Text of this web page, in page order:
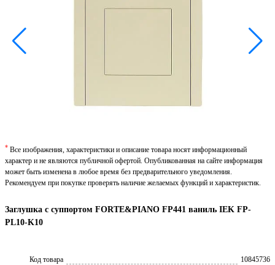
Заглушка с суппортом FORTE&PIANO FP441 ваниль IEK FP-
PL10-K10
Код товара
10845736
* Все изображения, характеристики и описание товара носят информационный
характер и не являются публичной офертой. Опубликованная на сайте информация
может быть изменена в любое время без предварительного уведомления.
Рекомендуем при покупке проверять наличие желаемых функций и характеристик.